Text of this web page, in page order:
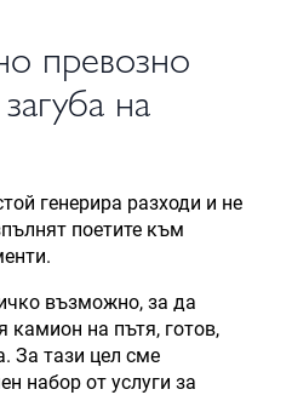
превозно
на
генерира разходи и не
поетите към
възможно, за да
на пътя, готов,
За тази цел сме
набор от услуги за